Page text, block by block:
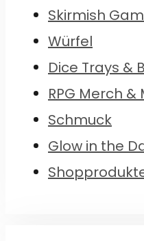
Skirmish
Würfel
Dice Trays &
RPG Merch
Schmuck
Glow in the